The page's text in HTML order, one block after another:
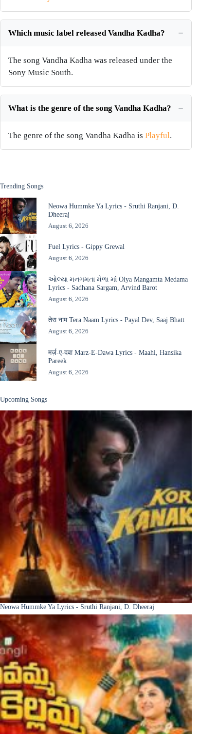
Which music label released Vandha Kadha?
The song Vandha Kadha was released under the
Sony Music South.
What is the genre of the song Vandha Kadha?
The genre of the song Vandha Kadha is Playful.
Trending Songs
Neowa Hummke Ya Lyrics - Sruthi Ranjani, D.
Dheeraj
August 6, 2026
Fuel Lyrics - Gippy Grewal
August 6, 2026
ઓલ્યા મનગમતા મેળા માં Olya Mangamta Medama
Lyrics - Sadhana Sargam, Arvind Barot
August 6, 2026
तेरा नाम Tera Naam Lyrics - Payal Dev, Saaj Bhatt
August 6, 2026
मर्ज़-ए-दवा Marz-E-Dawa Lyrics - Maahi, Hansika
Pareek
August 6, 2026
Upcoming Songs
Neowa Hummke Ya Lyrics - Sruthi Ranjani, D. Dheeraj